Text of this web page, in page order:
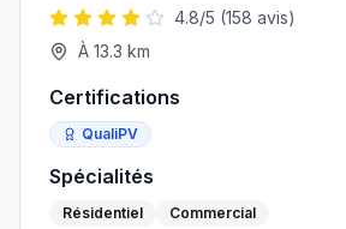
4.8/5 (158 avis)
À 13.3 km
Certifications
QualiPV
Spécialités
Résidentiel Commercial